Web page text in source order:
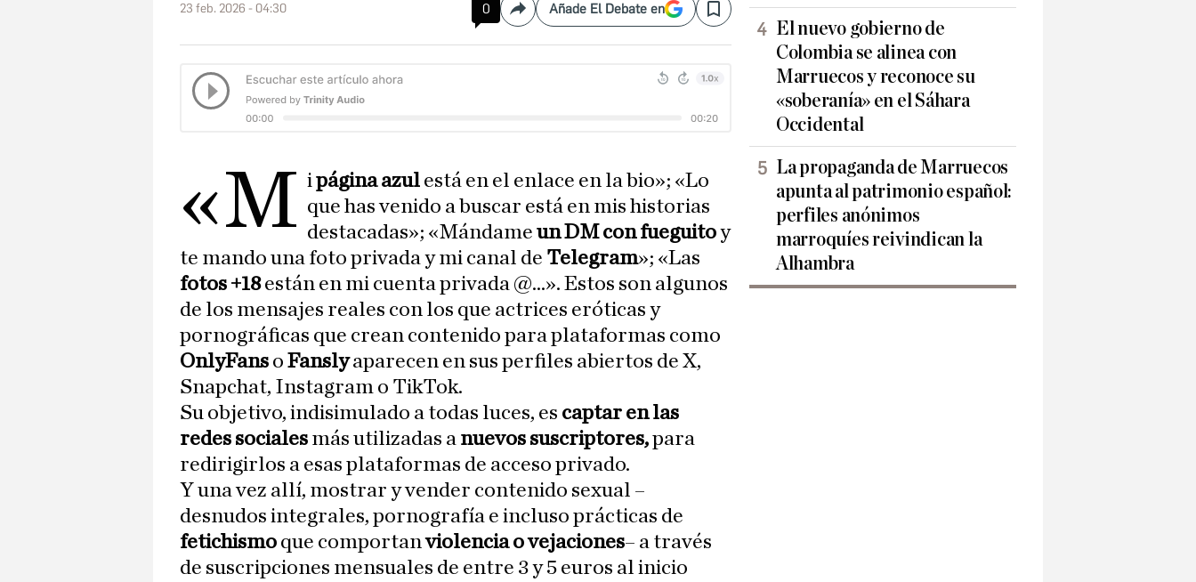
23 feb. 2026 - 04:30 0 CompartirAñade El Debate en Save
«M ipágina azul está en el enlace en la bio»; «Lo
que has venido a buscar está en mis historias
destacadas»; «Mándame un DM con fueguitoy
te mando una foto privada y mi canal de Telegram»; «Las
fotos +18están en mi cuenta privada @...». Estos son algunos
de los mensajes reales con los que actrices eróticas y
pornográficas que crean contenido para plataformas como
OnlyFans o Fanslyaparecen en sus perfiles abiertos de X,
Snapchat, Instagram o TikTok.
Su objetivo, indisimulado a todas luces, es captar en las
redes sociales más utilizadas a nuevos suscriptores,para
redirigirlos a esas plataformas de acceso privado.
Y una vez allí, mostrar y vender contenido sexual –
desnudos integrales, pornografía e incluso prácticas de
fetichismo que comportanviolencia o vejaciones– a través
de suscripciones mensuales de entre 3 y 5 euros al inicio
El nuevo gobierno de
Colombia se alinea con
Marruecos y reconoce su
«soberanía» en el Sáhara
Occidental
La propaganda de Marruecos
apunta al patrimonio español:
perfiles anónimos
marroquíes reivindican la
Alhambra